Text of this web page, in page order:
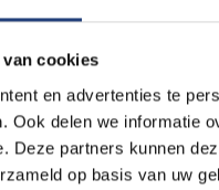
cookies
en advertenties te
Ook delen we informatie
Deze partners kunnen
op basis van uw
Security and